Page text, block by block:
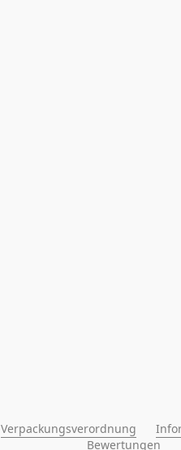
Verpackungsverordnung
Bewertungen